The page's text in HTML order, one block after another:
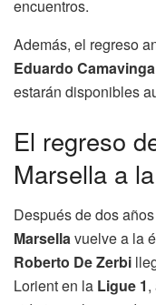
encuentros.
Además, el regreso
Eduardo Camavinga
estarán disponibles
El regreso
Marsella a
Después de dos
Marsella vuelve a la
Roberto De Zerbi
Lorient en la Ligue 1,